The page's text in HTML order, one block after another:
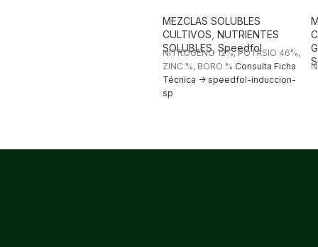
MEZCLAS SOLUBLES
CULTIVOS NUTRIENTES
SOLUBLES, Speedfol
NITROGENO 12%, POTASIO 46%,
ZINC %, BORO % Consulta Ficha
Técnica -> speedfol-induccion-
sp